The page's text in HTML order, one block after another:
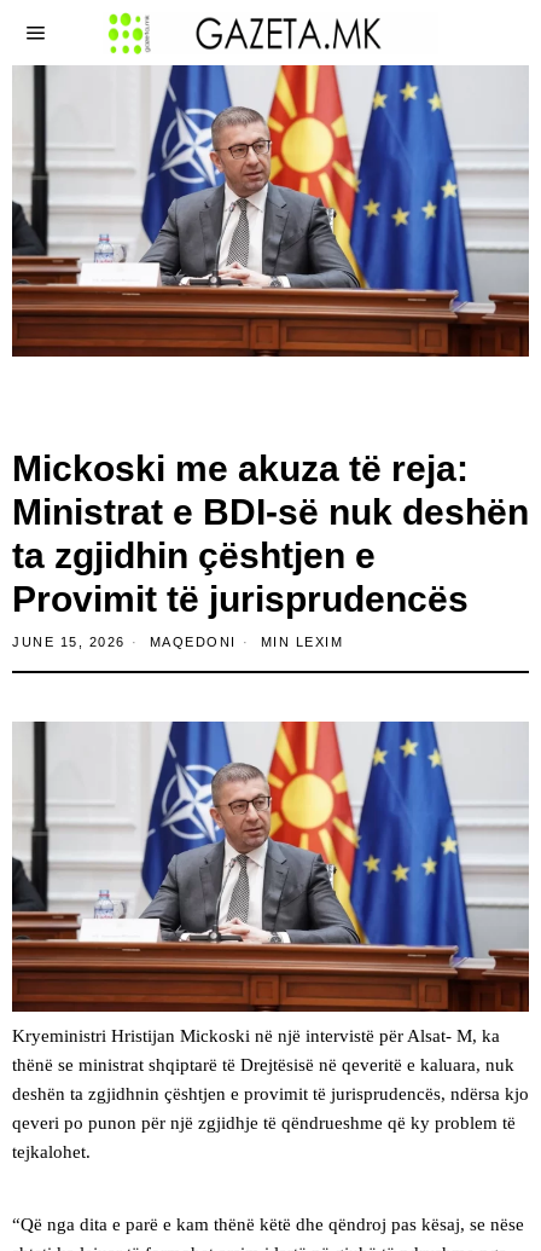
Mickoski me akuza të reja:
Ministrat e BDI-së nuk deshën
ta zgjidhin çështjen e
Provimit të jurisprudencës
JUNE 15, 2026 MAQEDONI MIN LEXIM
Kryeministri Hristijan Mickoski në një intervistë për Alsat- M, ka
thënë se ministrat shqiptarë të Drejtësisë në qeveritë e kaluara, nuk
deshën ta zgjidhnin çështjen e provimit të jurisprudencës, ndërsa kjo
qeveri po punon për një zgjidhje të qëndrueshme që ky problem të
tejkalohet.
“Që nga dita e parë e kam thënë këtë dhe qëndroj pas kësaj, se nëse